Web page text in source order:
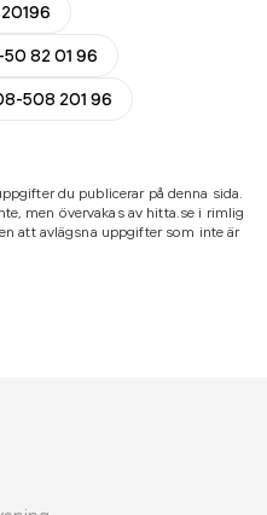
82 01 96
508 201 96
du publicerar på denna sida.
men övervakas av hitta.se i rimlig
att avlägsna uppgifter som inte är